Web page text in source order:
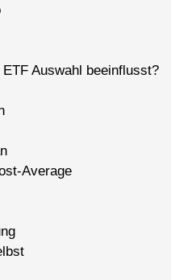
Auswahl beeinflusst?
Average